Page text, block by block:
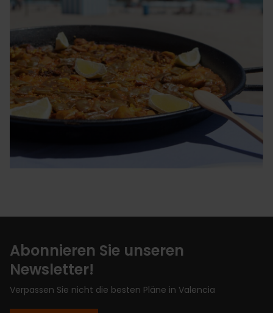
Abonnieren Sie unseren
Newsletter!
Verpassen Sie nicht die besten Pläne in Valencia